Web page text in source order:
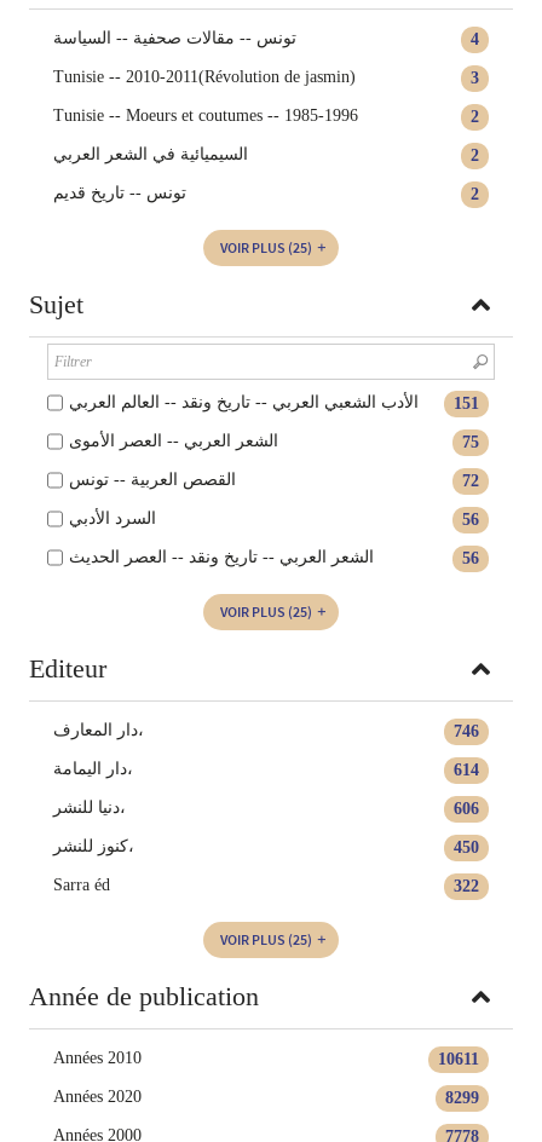
4 تونس‏ -- ‏مقالات صحفية -- ‏السياسة‏
3
Tunisie -- 2010-2011(Révolution de jasmin)
2
Tunisie -- Moeurs et coutumes -- 1985-1996
2 السيميائية في الشعر العربي‏
2 تونس -- تاريخ قديم
VOIR PLUS (25)
Sujet
151 الأدب الشعبي العربي -- تاريخ ونقد -- العالم العربي
75 الشعر العربي -- العصر الأموى
72 القصص العربية -- تونس
56 السرد الأدبي
56 الشعر العربي -- تاريخ ونقد -- العصر الحديث
VOIR PLUS (25)
Editeur
746 دار المعارف،
614 دار اليمامة،
606 دنيا للنشر،
450 كنوز للنشر،
322
Sarra éd
VOIR PLUS (25)
Année de publication
10611
Années 2010
8299
Années 2020
7778
Années 2000